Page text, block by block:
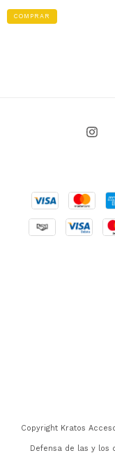
COMPRAR
Copyright Kratos
Defensa de las y los